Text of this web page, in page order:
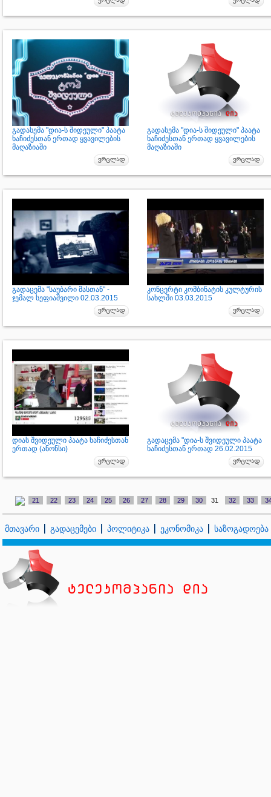
გადასემა "დია-ს შიდეული" პაატა
ხაჩიძესთან ერთად ყვავილების
მაღაზიაში
გადასემა "დია-ს შიდეული" პაატა
ხაჩიძესთან ერთად ყვავილების
მაღაზიაში
გადაცემა "საუბარი მასთან" -
ჯემალ სეფიაშვილი 02.03.2015
კონცერტი კომბინატის კულტურის
სახლში 03.03.2015
დიას შვიდეული პაატა ხაჩიძესთან
ერთად (ანონსი)
გადაცემა "დია-ს შვიდეული პაატა
ხაჩიძესთან ერთად 26.02.2015
21 22 23 24 25 26 27 28 29 30 31 32 33
მთავარი გადაცემები პოლიტიკა ეკონომიკა საზოგადოება